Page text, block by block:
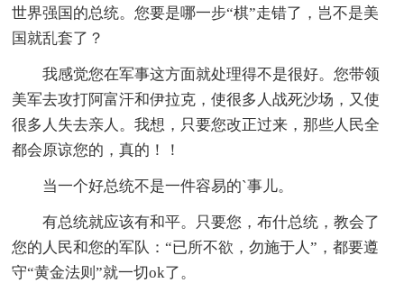
世界强国的总统。您要是哪一步“棋”走错了，岂不是美
国就乱套了？
我感觉您在军事这方面就处理得不是很好。您带领
美军去攻打阿富汗和伊拉克，使很多人战死沙场，又使
很多人失去亲人。我想，只要您改正过来，那些人民全
都会原谅您的，真的！！
当一个好总统不是一件容易的`事儿。
有总统就应该有和平。只要您，布什总统，教会了
您的人民和您的军队：“已所不欲，勿施于人”，都要遵
守“黄金法则”就一切ok了。